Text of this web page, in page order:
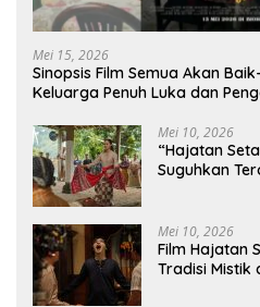
Mei 15, 2026
Sinopsis Film Semua Akan
Keluarga Penuh Luka dan
Mei 10, 2026
“Hajatan
Suguhkan
Mei 10, 2026
Film Hajatan
Tradisi Mistik